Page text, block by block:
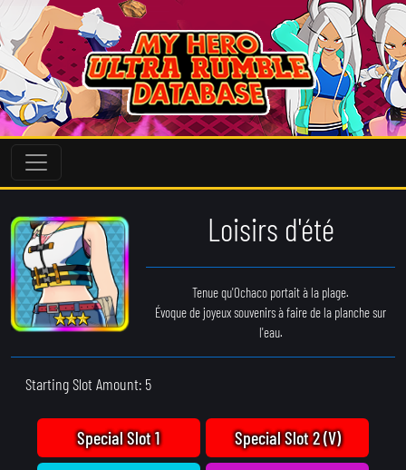
Loisirs d'été
Tenue qu'Ochaco portait à la plage.
Évoque de joyeux souvenirs à faire de la planche sur
l'eau.
Starting Slot Amount: 5
Special Slot 1 Special Slot 2 (V)